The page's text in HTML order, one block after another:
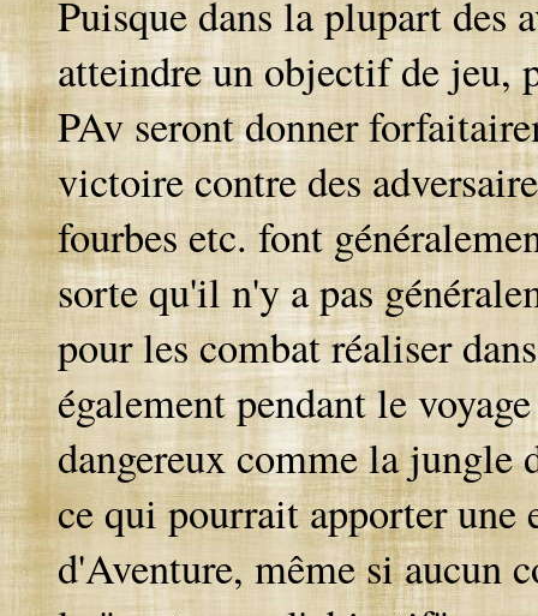
Puisque dans la plupart
atteindre un objectif de jeu,
PAv seront donner
victoire contre des
fourbes etc. font
sorte qu'il n'y a pas
pour les combat réaliser
également pendant le
dangereux comme la jungle
ce qui pourrait apporter une
d'Aventure, même si aucun